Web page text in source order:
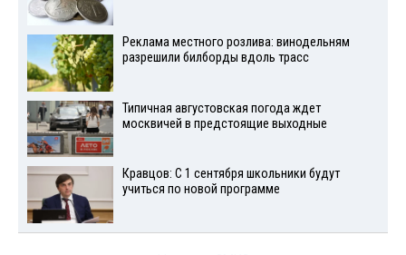
Реклама местного розлива: винодельням
разрешили билборды вдоль трасс
Типичная августовская погода ждет
москвичей в предстоящие выходные
Кравцов: С 1 сентября школьники будут
учиться по новой программе